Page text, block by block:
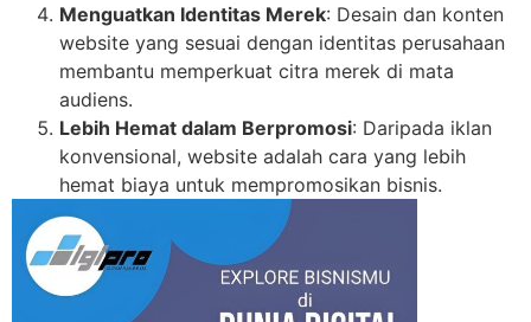
Menguatkan Identitas Merek: Desain dan konten
website yang sesuai dengan identitas perusahaan
membantu memperkuat citra merek di mata
audiens.
Lebih Hemat dalam Berpromosi: Daripada iklan
konvensional, website adalah cara yang lebih
hemat biaya untuk mempromosikan bisnis.